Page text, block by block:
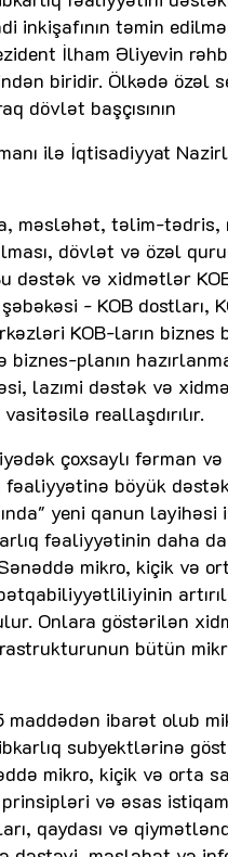
inkişafının təmin
İlham Əliyevin
biridir. Ölkədə özəl
dövlət başçısının
ilə İqtisadiyyat
məsləhət, təlim-
dövlət və özəl
dəstək və xidmətlər
- KOB dostları,
KOB-ların
planın
lazımi dəstək və
reallaşdırılır.
çoxsaylı fərman
fəaliyyətinə böyük
yeni qanun
fəaliyyətinin daha
mikro, kiçik və
Onlara göstərilən
bütün
ibarət olub
subyektlərinə
mikro, kiçik və orta
və əsas
qaydası və